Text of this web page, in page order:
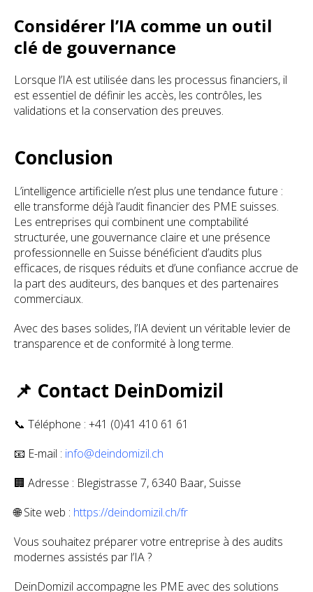
Considérer l’IA comme un outil
clé de gouvernance
Lorsque l’IA est utilisée dans les processus financiers, il
est essentiel de définir les accès, les contrôles, les
validations et la conservation des preuves.
Conclusion
L’intelligence artificielle n’est plus une tendance future :
elle transforme déjà l’audit financier des PME suisses.
Les entreprises qui combinent une comptabilité
structurée, une gouvernance claire et une présence
professionnelle en Suisse bénéficient d’audits plus
efficaces, de risques réduits et d’une confiance accrue de
la part des auditeurs, des banques et des partenaires
commerciaux.
Avec des bases solides, l’IA devient un véritable levier de
transparence et de conformité à long terme.
📌 Contact DeinDomizil
📞 Téléphone : +41 (0)41 410 61 61
📧 E-mail : info@deindomizil.ch
🏢 Adresse : Blegistrasse 7, 6340 Baar, Suisse
🌐 Site web : https://deindomizil.ch/fr
Vous souhaitez préparer votre entreprise à des audits
modernes assistés par l’IA ?
DeinDomizil accompagne les PME avec des solutions